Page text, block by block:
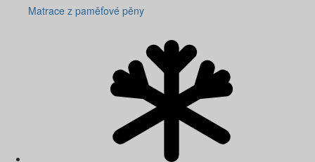
Matrace z paměťové pěny